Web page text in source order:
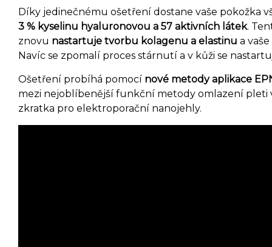
Díky jedinečnému ošetření dostane vaše pokožka
3 % kyselinu hyaluronovou a 57 aktivních látek.
znovu nastartuje tvorbu kolagenu a elastinu a
Navíc se zpomalí proces stárnutí a v kůži se
Ošetření probíhá pomocí nové metody aplikace
mezi nejoblíbenější funkční metody omlazení pleti v
zkratka pro elektroporační nanojehly.